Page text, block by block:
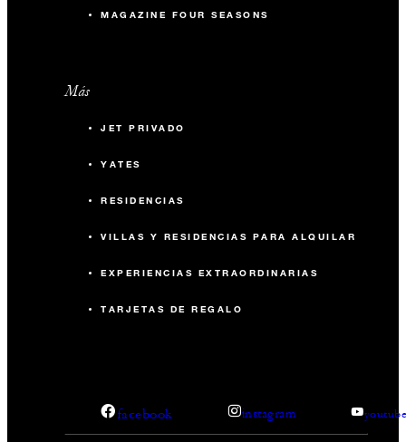
MAGAZINE FOUR SEASONS
Más
JET PRIVADO
YATES
RESIDENCIAS
VILLAS Y RESIDENCIAS PARA ALQUILAR
EXPERIENCIAS EXTRAORDINARIAS
TARJETAS DE REGALO
facebook instagram